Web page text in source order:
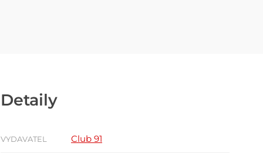
Detaily
VYDAVATEL Club 91